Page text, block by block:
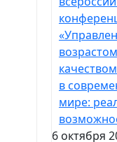
в
мире:
6 октября